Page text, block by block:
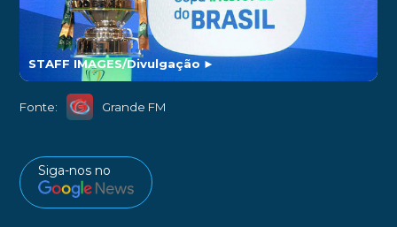
STAFF IMAGES/Divulgação ►
Fonte: Grande FM
Siga-nos no